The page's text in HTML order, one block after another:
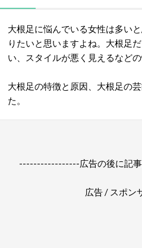
大根足に悩んでいる女性は多い
りたいと思いますよね。大根足
い、スタイルが悪く見えるなど
大根足の特徴と原因、大根足の
た。
-----------------広告の後に記
広告 / スポン